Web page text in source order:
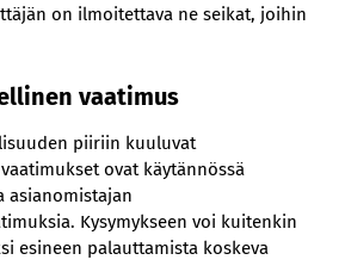
on ilmoitettava ne seikat, joihin
vaatimus
piiriin kuuluvat
ovat käytännössä
asianomistajan
Kysymykseen voi kuitenkin
esineen palauttamista koskeva